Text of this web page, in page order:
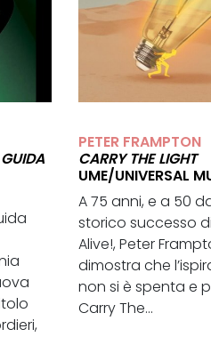
PETER FRAMPTON
CARRY THE LIGHT
UME/UNIVERSAL
A 75 anni, e a 50
storico successo
Alive!, Peter
dimostra che
non si è spenta e
Carry The...